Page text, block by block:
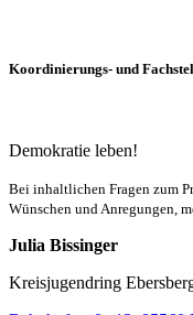
Koordinierungs- und
Demokratie leben!
Bei inhaltlichen Fragen zum
Wünschen und Anregungen,
Julia Bissinger
Kreisjugendring